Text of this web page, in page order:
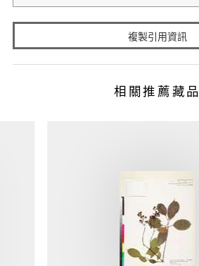
複製引用資訊
相關推薦藏品